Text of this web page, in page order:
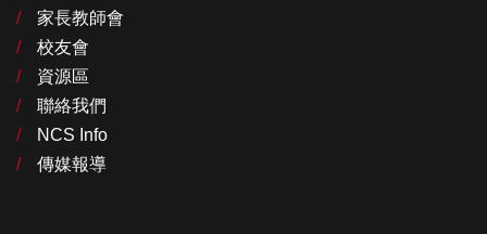
家長教師會
校友會
資源區
聯絡我們
NCS Info
傳媒報導